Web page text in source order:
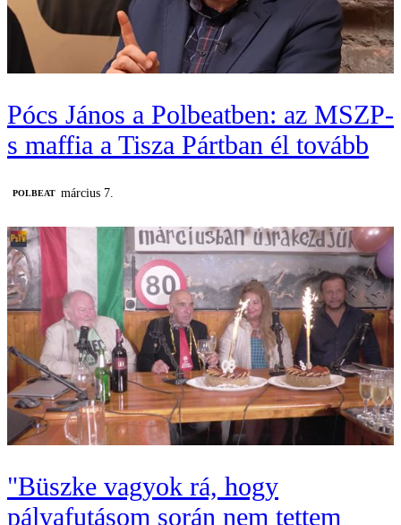
Pócs János a Polbeatben: az MSZP-
s maffia a Tisza Pártban él tovább
‎POLBEAT március 7.
"Büszke vagyok rá, hogy
pályafutásom során nem tettem